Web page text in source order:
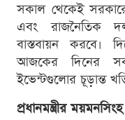
সকাল থেকেই
এবং রাজনৈতিক
বাস্তবায়ন করবে।
আজকের দিনের
ইভেন্টগুলোর চূড়ান্ত
প্রধানমন্ত্রীর